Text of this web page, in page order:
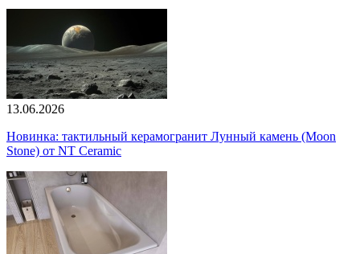
13.06.2026
Новинка: тактильный керамогранит Лунный камень (Moon
Stone) от NT Ceramic